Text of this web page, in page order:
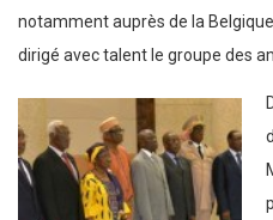
notamment auprès de la
dirigé avec talent le groupe des